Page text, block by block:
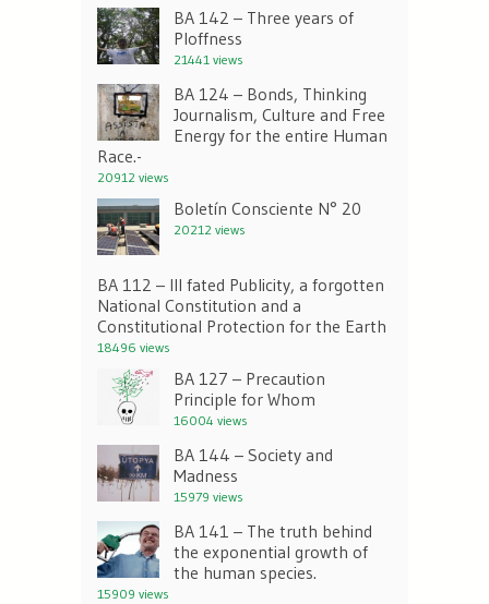
BA 142 – Three years of
Ploffness
21441 views
BA 124 – Bonds, Thinking
Journalism, Culture and Free
Energy for the entire Human
Race.-
20912 views
Boletín Consciente N° 20
20212 views
BA 112 – Ill fated Publicity, a forgotten
National Constitution and a
Constitutional Protection for the Earth
18496 views
BA 127 – Precaution
Principle for Whom
16004 views
BA 144 – Society and
Madness
15979 views
BA 141 – The truth behind
the exponential growth of
the human species.
15909 views